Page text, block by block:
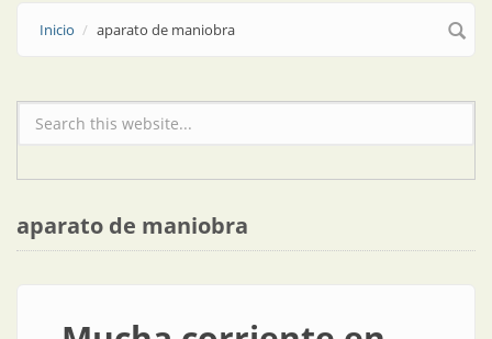
Inicio aparato de maniobra
Formulario de búsqueda
aparato de maniobra